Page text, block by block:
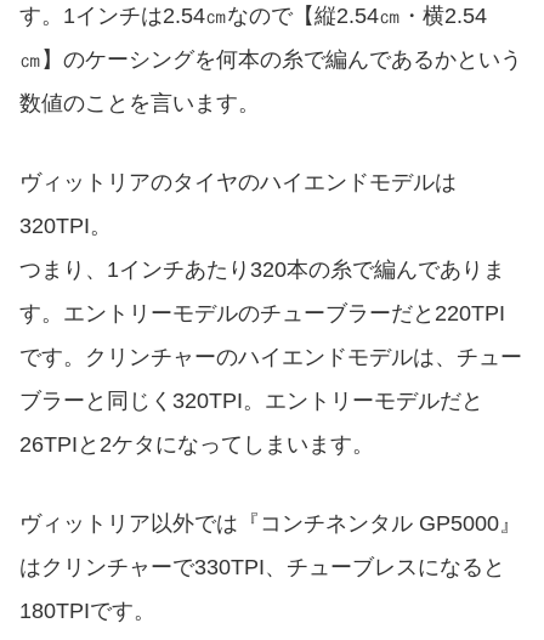
す。1インチは2.54㎝なので【縦2.54㎝・横2.54
㎝】のケーシングを何本の糸で編んであるかという
数値のことを言います。
ヴィットリアのタイヤのハイエンドモデルは
320TPI。
つまり、1インチあたり320本の糸で編んでありま
す。エントリーモデルのチューブラーだと220TPI
です。クリンチャーのハイエンドモデルは、チュー
ブラーと同じく320TPI。エントリーモデルだと
26TPIと2ケタになってしまいます。
ヴィットリア以外では『コンチネンタル GP5000』
はクリンチャーで330TPI、チューブレスになると
180TPIです。